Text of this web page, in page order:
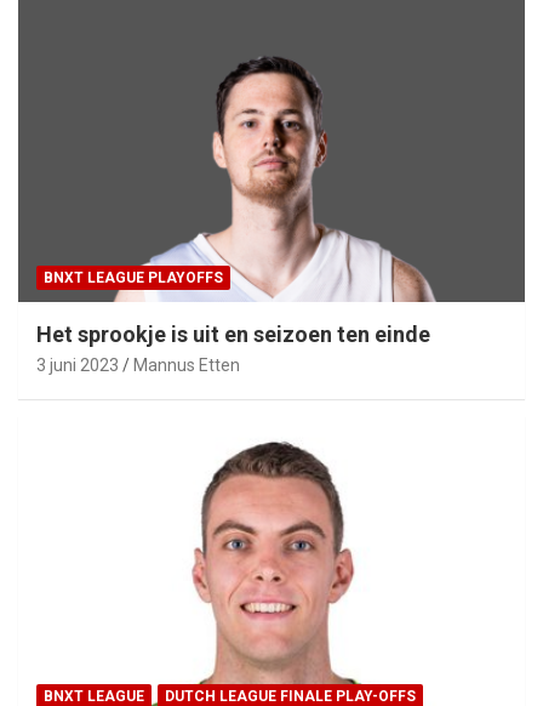
BNXT LEAGUE PLAYOFFS
Het sprookje is uit en seizoen ten einde
3 juni 2023 Mannus Etten
BNXT LEAGUE DUTCH LEAGUE FINALE PLAY-OFFS